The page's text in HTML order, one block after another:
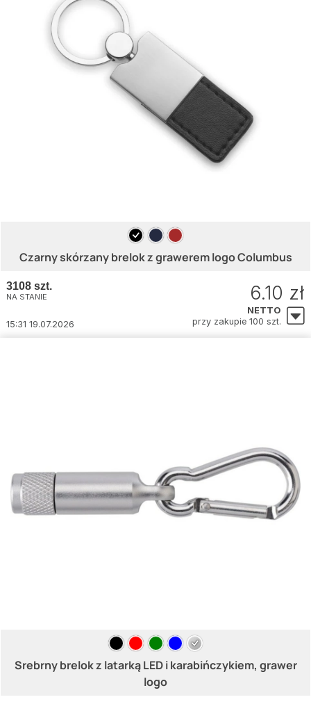
Czarny skórzany brelok z grawerem logo Columbus
3108 szt.
NA STANIE
15:31 19.07.2026
6.10 zł
NETTO
przy zakupie 100 szt.
Srebrny brelok z latarką LED i karabińczykiem, grawer
logo